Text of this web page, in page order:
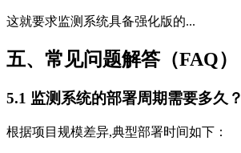
这就要求监测系统具备强化版的...
五、常见问题解答（FAQ）
5.1 监测系统的部署周期需要多久？
根据项目规模差异,典型部署时间如下：